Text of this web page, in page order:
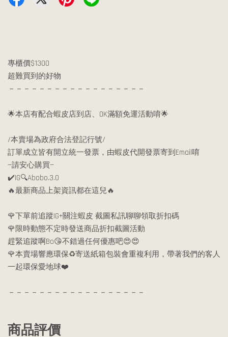
專櫃價$1300
超難買到的好物
－－－－－－－－－－－－－－－－－－
🌟本店有配合蝦皮店到店、OK滿額免運活動唷🌟
/本賣場為政府合法登記行號/
訂單成立皆有開立統一發票，由蝦皮代開發票寄到Email唷
—請安心購買—
✔️IG🔍Abobo.3.0
🔥最新商品上架資訊都在這兒🔥
🌹下單前追蹤IG+關注蝦皮 截圖私訊聊聊領取折扣碼
🌹限時動態不定時發送商品折扣截圖活動
趕緊追蹤啊Bo😘不錯過任何優惠吧😍😍
🌹本賣場響應環保♻️寄送紙箱包裝會重複利用，帶著我們的客人
一起環保愛地球❤️
－－－－－－－－－－－－－－－－－－
商品評價